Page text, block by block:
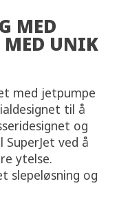
MED
MED UNIK
med jetpumpe
til å
og
ved å
ytelse.
slepeløsning og